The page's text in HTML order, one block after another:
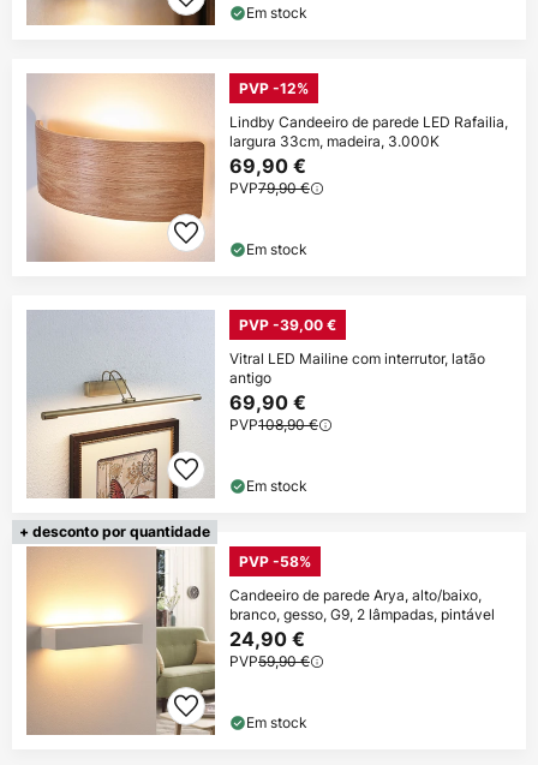
Em stock
PVP -12%
Lindby Candeeiro de parede LED Rafailia,
largura 33cm, madeira, 3.000K
69,90 €
PVP79,90 €
Em stock
PVP -39,00 €
Vitral LED Mailine com interrutor, latão
antigo
69,90 €
PVP108,90 €
Em stock
+ desconto por quantidade
PVP -58%
Candeeiro de parede Arya, alto/baixo,
branco, gesso, G9, 2 lâmpadas, pintável
24,90 €
PVP59,90 €
Em stock